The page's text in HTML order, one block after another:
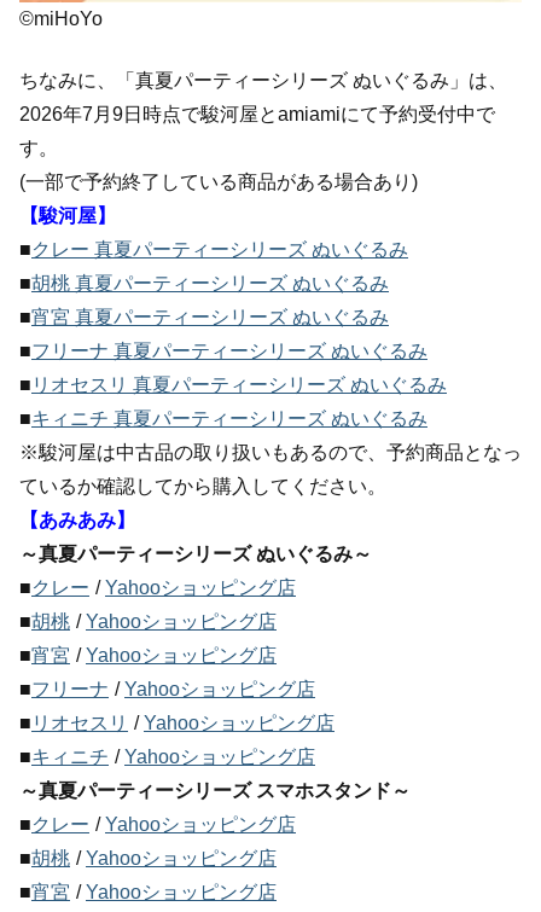
©miHoYo
ちなみに、「真夏パーティーシリーズ ぬいぐるみ」は、
2026年7月9日時点で駿河屋とamiamiにて予約受付中で
す。
(一部で予約終了している商品がある場合あり)
【駿河屋】
■クレー 真夏パーティーシリーズ ぬいぐるみ
■胡桃 真夏パーティーシリーズ ぬいぐるみ
■宵宮 真夏パーティーシリーズ ぬいぐるみ
■フリーナ 真夏パーティーシリーズ ぬいぐるみ
■ リオセスリ 真夏パーティーシリーズ ぬいぐるみ
■キィニチ 真夏パーティーシリーズ ぬいぐるみ
※駿河屋は中古品の取り扱いもあるので、予約商品となっ
ているか確認してから購入してください。
【あみあみ】
～真夏パーティーシリーズ ぬいぐるみ～
■クレー /Yahooショッピング店
■胡桃 /Yahooショッピング店
■宵宮 /Yahooショッピング店
■フリーナ /Yahooショッピング店
■ リオセスリ /Yahooショッピング店
■キィニチ /Yahooショッピング店
～真夏パーティーシリーズ スマホスタンド～
■クレー /Yahooショッピング店
■胡桃 /Yahooショッピング店
■宵宮 /Yahooショッピング店